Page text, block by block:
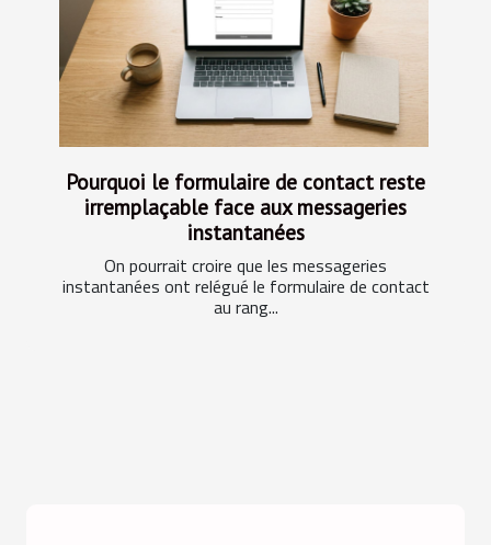
Pourquoi le formulaire de contact reste
irremplaçable face aux messageries
instantanées
On pourrait croire que les messageries
instantanées ont relégué le formulaire de contact
au rang...